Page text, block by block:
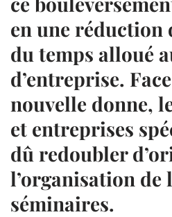
en une réduction
du temps alloué
d’entreprise.
nouvelle donne,
et entreprises
dû redoubler
l’organisation de
séminaires.